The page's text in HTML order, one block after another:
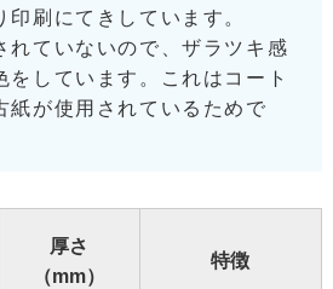
刷にてきしています。
れていないので、ザラツキ感
をしています。これはコート
紙が使用されているためで
厚さ
（mm）
特徴